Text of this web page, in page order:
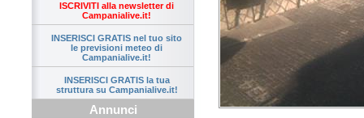
ISCRIVITI alla newsletter di
Campanialive.it!
INSERISCI GRATIS nel tuo sito
le previsioni meteo di
Campanialive.it!
INSERISCI GRATIS la tua
struttura su Campanialive.it!
Annunci